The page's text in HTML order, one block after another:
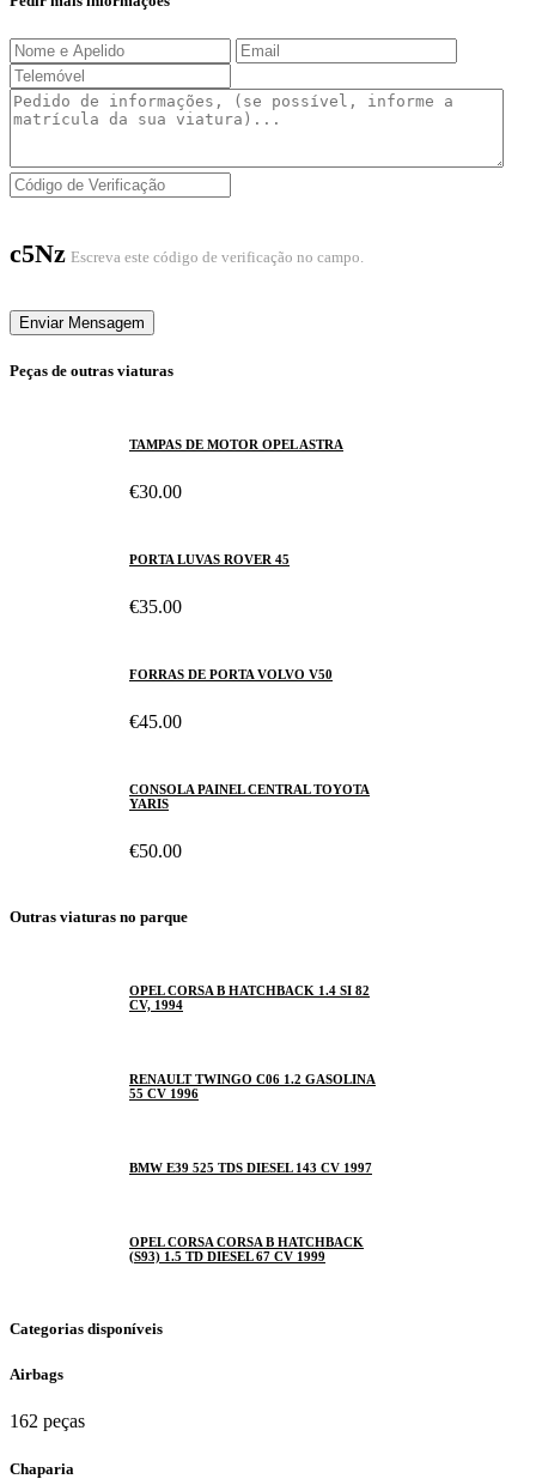
c5Nz Escreva este código de verificação no campo.
Enviar Mensagem
Peças de outras viaturas
TAMPAS DE MOTOR OPEL ASTRA
€30.00
PORTA LUVAS ROVER 45
€35.00
FORRAS DE PORTA VOLVO V50
€45.00
CONSOLA PAINEL CENTRAL TOYOTA
YARIS
€50.00
Outras viaturas no parque
OPEL CORSA B HATCHBACK 1.4 SI 82
CV, 1994
RENAULT TWINGO C06 1.2 GASOLINA
55 CV 1996
BMW E39 525 TDS DIESEL 143 CV 1997
OPEL CORSA CORSA B HATCHBACK
(S93) 1.5 TD DIESEL 67 CV 1999
Categorias disponíveis
Airbags
162 peças
Chaparia